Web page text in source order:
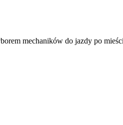
mechaników do jazdy po